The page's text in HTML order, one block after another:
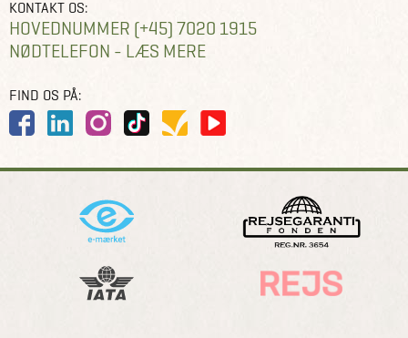
KONTAKT OS:
HOVEDNUMMER (+45) 7020 1915
NØDTELEFON - LÆS MERE
FIND OS PÅ: